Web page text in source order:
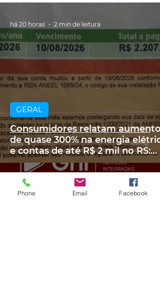
Consumidores relatam aumento
de quase 300% na energia
e contas de até R$ 2 mil no RS:
'Um absurdo'
GERAL
há 20 horas 2 min de leitura
há 2 dias 2 min de leitura
Phone Email Facebook